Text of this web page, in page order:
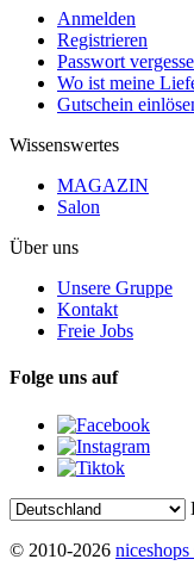
Anmelden
Registrieren
Passwort
Wo ist meine
Gutschein
Wissenswertes
MAGAZIN
Salon
Über uns
Unsere Gruppe
Kontakt
Freie Jobs
Folge uns auf
© 2010-2026